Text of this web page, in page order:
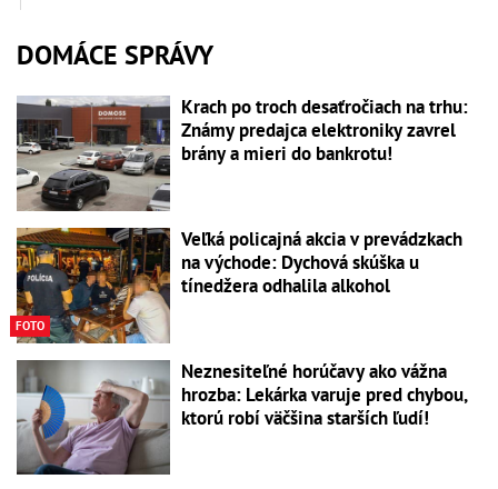
DOMÁCE SPRÁVY
Krach po troch desaťročiach na trhu:
Známy predajca elektroniky zavrel
brány a mieri do bankrotu!
FOTO
Veľká policajná akcia v prevádzkach
na východe: Dychová skúška u
tínedžera odhalila alkohol
Neznesiteľné horúčavy ako vážna
hrozba: Lekárka varuje pred chybou,
ktorú robí väčšina starších ľudí!